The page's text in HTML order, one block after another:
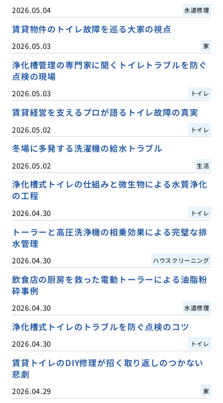
2026.05.04 水道修理
賃貸物件のトイレ故障を巡る大家の視点
2026.05.03 家
浄化槽管理の専門家に聞くトイレトラブルを防ぐ
点検の現場
2026.05.03 トイレ
賃貸経営を支えるプロが語るトイレ故障の真実
2026.05.02 トイレ
冬場に多発する洗濯機の給水トラブル
2026.05.02 生活
浄化槽式トイレの仕組みと微生物による水質浄化
の工程
2026.04.30 トイレ
トーラーと高圧洗浄機の相乗効果による完璧な排
水管理
2026.04.30 ハウスクリーニング
飲食店の厨房を救った電動トーラーによる油脂粉
砕事例
2026.04.30 水道修理
浄化槽式トイレのトラブルを防ぐ点検のコツ
2026.04.30 トイレ
賃貸トイレのDIY修理が招く取り返しのつかない
悲劇
2026.04.29 家